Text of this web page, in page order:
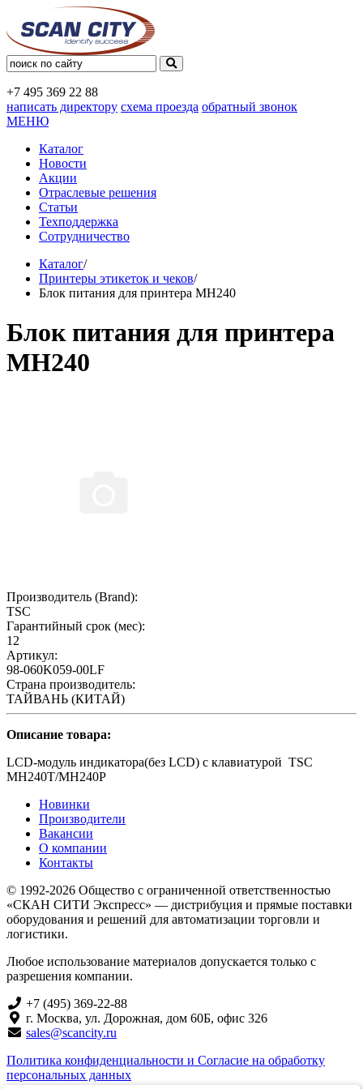
+7 495 369 22 88
написать директору схема проезда обратный звонок
МЕНЮ
Каталог
Новости
Акции
Отраслевые решения
Статьи
Техподдержка
Сотрудничество
Каталог/
Принтеры этикеток и чеков/
Блок питания для принтера MH240
Блок питания для принтера
MH240
Производитель (Brand):
TSC
Гарантийный срок (мес):
12
Артикул:
98-060K059-00LF
Страна производитель:
ТАЙВАНЬ (КИТАЙ)
Описание товара:
LCD-модуль индикатора(без LCD) с клавиатурой TSC
MH240T/MH240P
Новинки
Производители
Вакансии
О компании
Контакты
© 1992-2026 Общество с ограниченной ответственностью
«СКАН СИТИ Экспресс» — дистрибуция и прямые поставки
оборудования и решений для автоматизации торговли и
логистики.
Любое использование материалов допускается только с
разрешения компании.
+7 (495) 369-22-88
г. Москва, ул. Дорожная, дом 60Б, офис 326
sales@scancity.ru
Политика конфиденциальности и Согласие на обработку
персональных данных